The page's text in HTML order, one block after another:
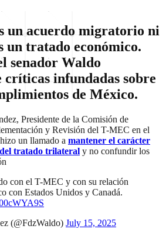
un acuerdo migratorio ni
un tratado económico.
senador Waldo
críticas infundadas sobre
de México.
Presidente de la Comisión de
y Revisión del T-MEC en el
un llamado a mantener el carácter
tratado trilateral y no confundir los
con el T-MEC y con su relación
con Estados Unidos y Canadá.
(@FdzWaldo) July 15, 2025